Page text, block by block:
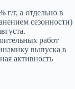
г/г, а отдельно в
сезонности)
работ
выпуска в
активность